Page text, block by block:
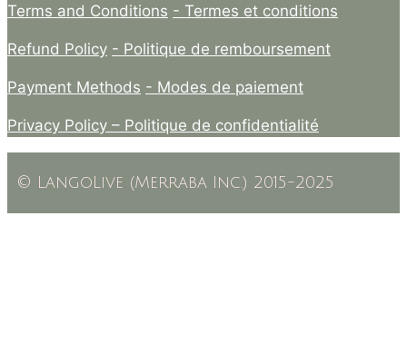
Terms and Conditions - Termes et conditions
Refund Policy - Politique de remboursement
Payment Methods - Modes de paiement
Privacy Policy – Politique de confidentialité
© LangoLive (Merraba Inc.) 2015-2025